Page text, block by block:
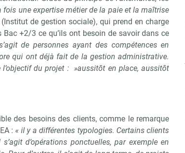
une expertise métier de la paie et la maîtrise
(Institut de gestion sociale), qui prend en charge
Bac +2/3 ce qu’ils ont besoin de savoir dans ce
de personnes ayant des compétences en
qui ont déjà fait de la gestion administrative.
l’objectif du projet : »aussitôt en place, aussitôt
des besoins des clients, comme le remarque
: « il y a différentes typologies. Certains clients
d’opérations ponctuelles, par exemple en